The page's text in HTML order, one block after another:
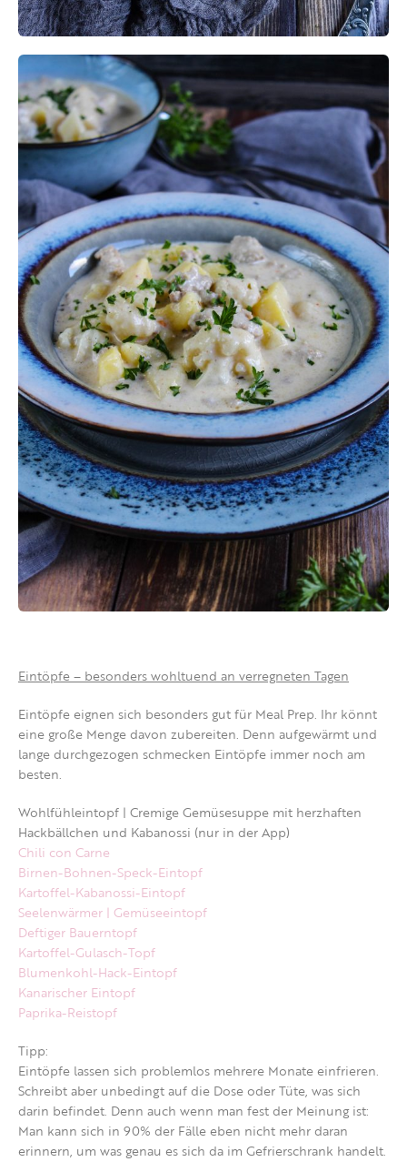
Eintöpfe – besonders wohltuend an verregneten Tagen
Eintöpfe eignen sich besonders gut für Meal Prep. Ihr könnt
eine große Menge davon zubereiten. Denn aufgewärmt und
lange durchgezogen schmecken Eintöpfe immer noch am
besten.
Wohlfühleintopf | Cremige Gemüsesuppe mit herzhaften
Hackbällchen und Kabanossi (nur in der App)
Chili con Carne
Birnen-Bohnen-Speck-Eintopf
Kartoffel-Kabanossi-Eintopf
Seelenwärmer | Gemüseeintopf
Deftiger Bauerntopf
Kartoffel-Gulasch-Topf
Blumenkohl-Hack-Eintopf
Kanarischer Eintopf
Paprika-Reistopf
Tipp:
Eintöpfe lassen sich problemlos mehrere Monate einfrieren.
Schreibt aber unbedingt auf die Dose oder Tüte, was sich
darin befindet. Denn auch wenn man fest der Meinung ist:
Man kann sich in 90% der Fälle eben nicht mehr daran
erinnern, um was genau es sich da im Gefrierschrank handelt.